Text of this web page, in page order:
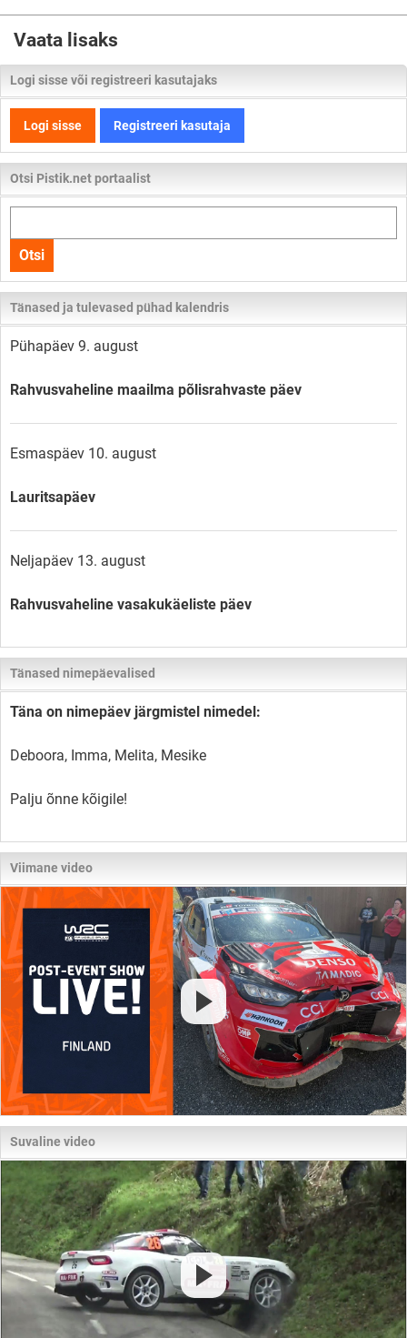
Vaata lisaks
Logi sisse või registreeri kasutajaks
Logi sisse Registreeri kasutaja
Otsi Pistik.net portaalist
kogu
lehelt
Otsi
Tänased ja tulevased pühad kalendris
Pühapäev 9. august
Rahvusvaheline maailma põlisrahvaste päev
Esmaspäev 10. august
Lauritsapäev
Neljapäev 13. august
Rahvusvaheline vasakukäeliste päev
Tänased nimepäevalised
Täna on nimepäev järgmistel nimedel:
Deboora, Imma, Melita, Mesike
Palju õnne kõigile!
Viimane video
Suvaline video